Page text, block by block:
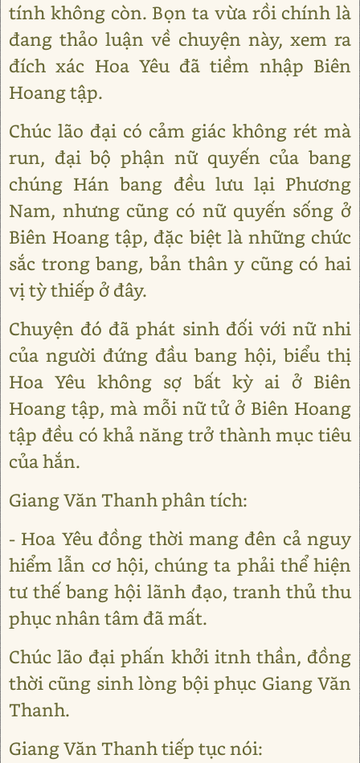
tính không còn. Bọn ta vừa rồi chính là
đang thảo luận về chuyện này, xem ra
đích xác Hoa Yêu đã tiềm nhập Biên
Hoang tập.
Chúc lão đại có cảm giác không rét mà
run, đại bộ phận nữ quyến của bang
chúng Hán bang đều lưu lại Phương
Nam, nhưng cũng có nữ quyến sống ở
Biên Hoang tập, đặc biệt là những chức
sắc trong bang, bản thân y cũng có hai
vị tỳ thiếp ở đây.
Chuyện đó đã phát sinh đối với nữ nhi
của người đứng đầu bang hội, biểu thị
Hoa Yêu không sợ bất kỳ ai ở Biên
Hoang tập, mà mỗi nữ tử ở Biên Hoang
tập đều có khả năng trở thành mục tiêu
của hắn.
Giang Văn Thanh phân tích:
- Hoa Yêu đồng thời mang đên cả nguy
hiểm lẫn cơ hội, chúng ta phải thể hiện
tư thế bang hội lãnh đạo, tranh thủ thu
phục nhân tâm đã mất.
Chúc lão đại phấn khởi itnh thần, đồng
thời cũng sinh lòng bội phục Giang Văn
Thanh.
Giang Văn Thanh tiếp tục nói: